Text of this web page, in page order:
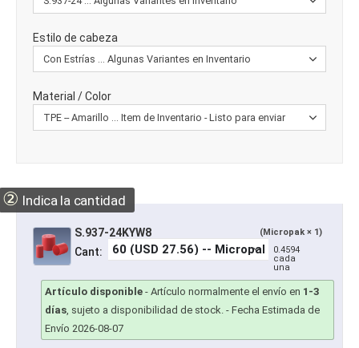
Estilo de cabeza
Material / Color
② Indica la cantidad
S.937-24KYW8 (Micropak × 1)
Cant:
0.4594
cada
una
Artículo disponible - Artículo normalmente el envío en 1-3
días, sujeto a disponibilidad de stock. - Fecha Estimada de
Envío 2026-08-07